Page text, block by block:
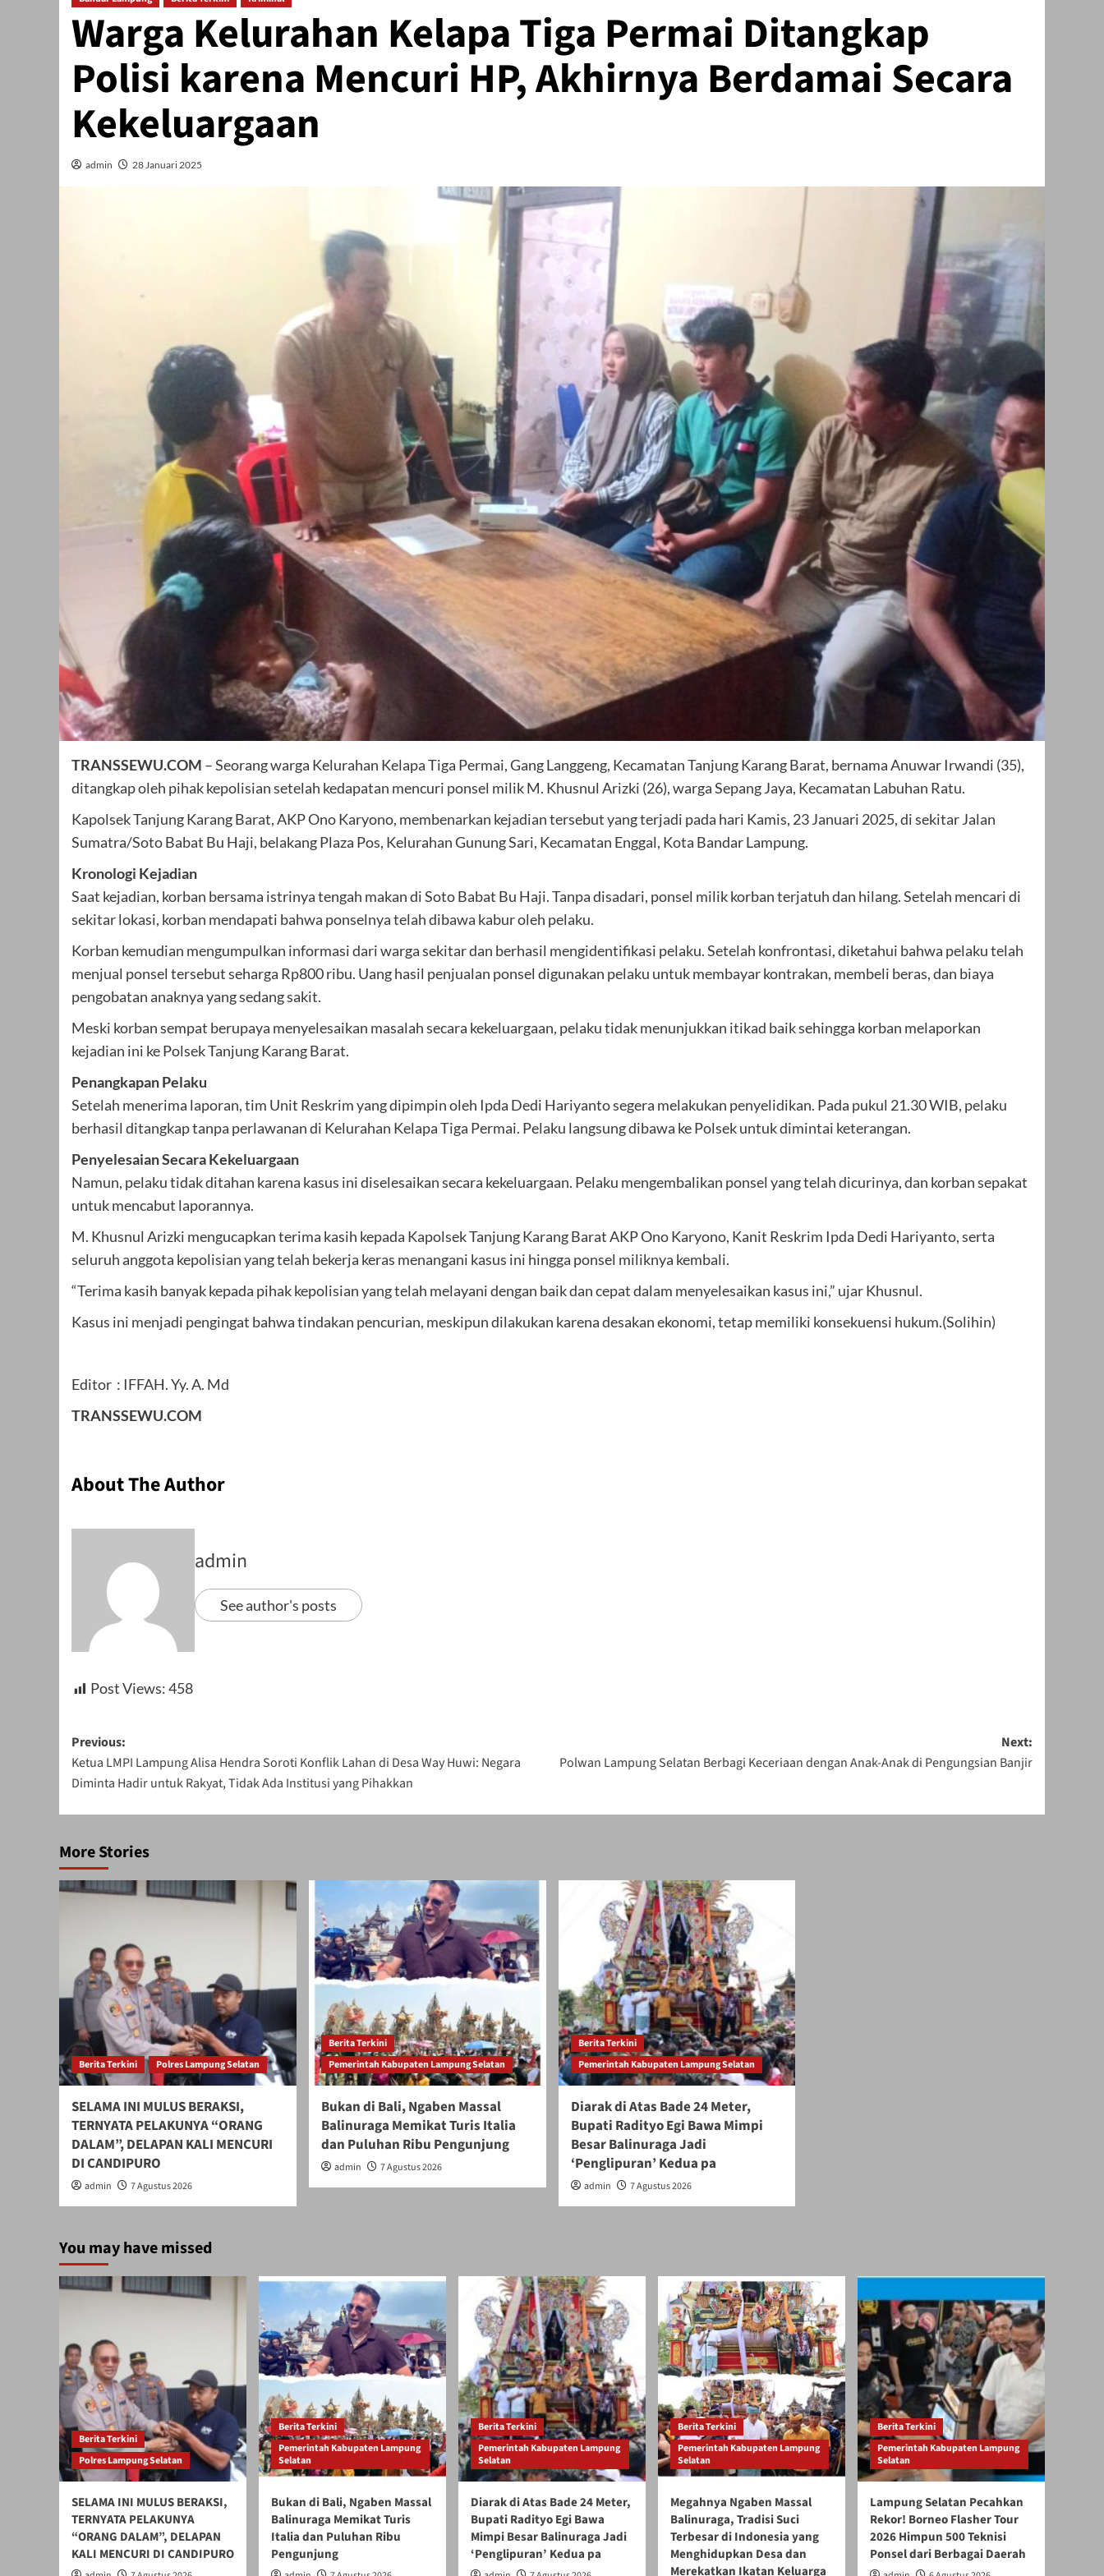
Warga Kelurahan Kelapa Tiga Permai Ditangkap
Polisi karena Mencuri HP, Akhirnya Berdamai Secara
Kekeluargaan
admin 28 Januari 2025
TRANSSEWU.COM – Seorang warga Kelurahan Kelapa Tiga Permai, Gang Langgeng, Kecamatan Tanjung Karang Barat, bernama Anuwar Irwandi (35),
ditangkap oleh pihak kepolisian setelah kedapatan mencuri ponsel milik M. Khusnul Arizki (26), warga Sepang Jaya, Kecamatan Labuhan Ratu.
Kapolsek Tanjung Karang Barat, AKP Ono Karyono, membenarkan kejadian tersebut yang terjadi pada hari Kamis, 23 Januari 2025, di sekitar Jalan
Sumatra/Soto Babat Bu Haji, belakang Plaza Pos, Kelurahan Gunung Sari, Kecamatan Enggal, Kota Bandar Lampung.
Kronologi Kejadian
Saat kejadian, korban bersama istrinya tengah makan di Soto Babat Bu Haji. Tanpa disadari, ponsel milik korban terjatuh dan hilang. Setelah mencari di
sekitar lokasi, korban mendapati bahwa ponselnya telah dibawa kabur oleh pelaku.
Korban kemudian mengumpulkan informasi dari warga sekitar dan berhasil mengidentifikasi pelaku. Setelah konfrontasi, diketahui bahwa pelaku telah
menjual ponsel tersebut seharga Rp800 ribu. Uang hasil penjualan ponsel digunakan pelaku untuk membayar kontrakan, membeli beras, dan biaya
pengobatan anaknya yang sedang sakit.
Meski korban sempat berupaya menyelesaikan masalah secara kekeluargaan, pelaku tidak menunjukkan itikad baik sehingga korban melaporkan
kejadian ini ke Polsek Tanjung Karang Barat.
Penangkapan Pelaku
Setelah menerima laporan, tim Unit Reskrim yang dipimpin oleh Ipda Dedi Hariyanto segera melakukan penyelidikan. Pada pukul 21.30 WIB, pelaku
berhasil ditangkap tanpa perlawanan di Kelurahan Kelapa Tiga Permai. Pelaku langsung dibawa ke Polsek untuk dimintai keterangan.
Penyelesaian Secara Kekeluargaan
Namun, pelaku tidak ditahan karena kasus ini diselesaikan secara kekeluargaan. Pelaku mengembalikan ponsel yang telah dicurinya, dan korban sepakat
untuk mencabut laporannya.
M. Khusnul Arizki mengucapkan terima kasih kepada Kapolsek Tanjung Karang Barat AKP Ono Karyono, Kanit Reskrim Ipda Dedi Hariyanto, serta
seluruh anggota kepolisian yang telah bekerja keras menangani kasus ini hingga ponsel miliknya kembali.
“Terima kasih banyak kepada pihak kepolisian yang telah melayani dengan baik dan cepat dalam menyelesaikan kasus ini,” ujar Khusnul.
Kasus ini menjadi pengingat bahwa tindakan pencurian, meskipun dilakukan karena desakan ekonomi, tetap memiliki konsekuensi hukum.(Solihin)
Editor : IFFAH. Yy. A. Md
TRANSSEWU.COM
About The Author
admin
See author's posts
Post Views:458
Post
navigation
Previous:
Ketua LMPI Lampung Alisa Hendra Soroti Konflik Lahan di Desa Way Huwi: Negara
Diminta Hadir untuk Rakyat, Tidak Ada Institusi yang Pihakkan
Next:
Polwan Lampung Selatan Berbagi Keceriaan dengan Anak-Anak di Pengungsian Banjir
More Stories
Berita Terkini Polres Lampung Selatan
SELAMA INI MULUS BERAKSI,
TERNYATA PELAKUNYA “ORANG
DALAM”, DELAPAN KALI MENCURI
DI CANDIPURO
admin 7 Agustus 2026
Berita Terkini
Pemerintah Kabupaten Lampung Selatan
Bukan di Bali, Ngaben Massal
Balinuraga Memikat Turis Italia
dan Puluhan Ribu Pengunjung
admin 7 Agustus 2026
Berita Terkini
Pemerintah Kabupaten Lampung Selatan
Diarak di Atas Bade 24 Meter,
Bupati Radityo Egi Bawa Mimpi
Besar Balinuraga Jadi
‘Penglipuran’ Kedua pa
admin 7 Agustus 2026
You may have missed
Berita Terkini
Polres Lampung Selatan
SELAMA INI MULUS BERAKSI,
TERNYATA PELAKUNYA
“ORANG DALAM”, DELAPAN
KALI MENCURI DI CANDIPURO
Berita Terkini
Pemerintah Kabupaten Lampung
Selatan
Bukan di Bali, Ngaben Massal
Balinuraga Memikat Turis
Italia dan Puluhan Ribu
Pengunjung
Berita Terkini
Pemerintah Kabupaten Lampung
Selatan
Diarak di Atas Bade 24 Meter,
Bupati Radityo Egi Bawa
Mimpi Besar Balinuraga Jadi
‘Penglipuran’ Kedua pa
Berita Terkini
Pemerintah Kabupaten Lampung
Selatan
Megahnya Ngaben Massal
Balinuraga, Tradisi Suci
Terbesar di Indonesia yang
Menghidupkan Desa dan
Merekatkan Ikatan Keluarga
Berita Terkini
Pemerintah Kabupaten Lampung
Selatan
Lampung Selatan Pecahkan
Rekor! Borneo Flasher Tour
2026 Himpun 500 Teknisi
Ponsel dari Berbagai Daerah